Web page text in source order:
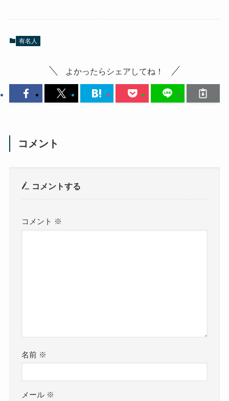
有名人
よかったらシェアしてね！
コメント
コメントする
コメント ※
名前 ※
メール ※